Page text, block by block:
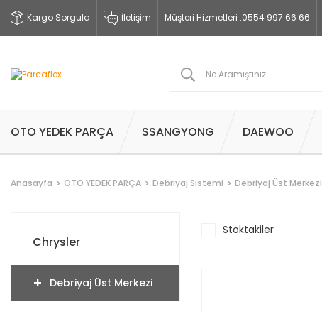
Kargo Sorgula İletişim Müşteri Hizmetleri :0554 997 66 66
OTO YEDEK PARÇA SSANGYONG DAEWOO
Anasayfa OTO YEDEK PARÇA Debriyaj Sistemi Debriyaj Üst Merkezi
Chrysler
Debriyaj Üst Merkezi
Stoktakiler